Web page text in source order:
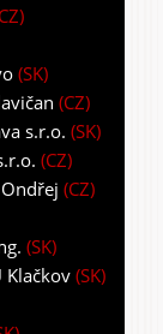
(SK)
(CZ)
s.r.o. (SK)
(CZ)
(CZ)
(SK)
Klačkov (SK)